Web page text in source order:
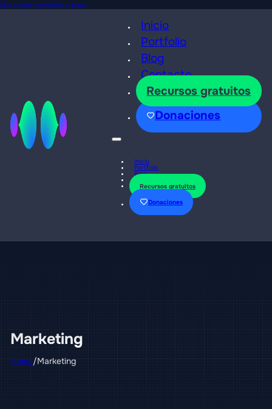
Skip to main contentSkip to footer
Inicio
Portfolio
Blog
Contacto
Recursos gratuitos
Donaciones
Inicio
Portfolio
Blog
Recursos gratuitos
Donaciones
Marketing
Home/Marketing